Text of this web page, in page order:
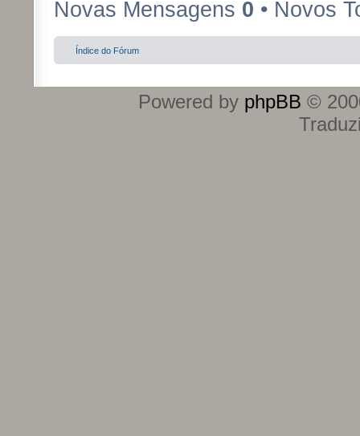
Novas Mensagens 0 • Novos
Índice do Fórum
Powered by phpBB ©